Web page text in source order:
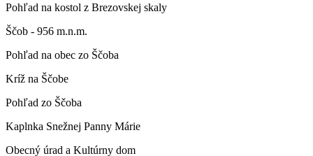
Pohľad na kostol z Brezovskej skaly
Ščob - 956 m.n.m.
Pohľad na obec zo Ščoba
Kríž na Ščobe
Pohľad zo Ščoba
Kaplnka Snežnej Panny Márie
Obecný úrad a Kultúrny dom